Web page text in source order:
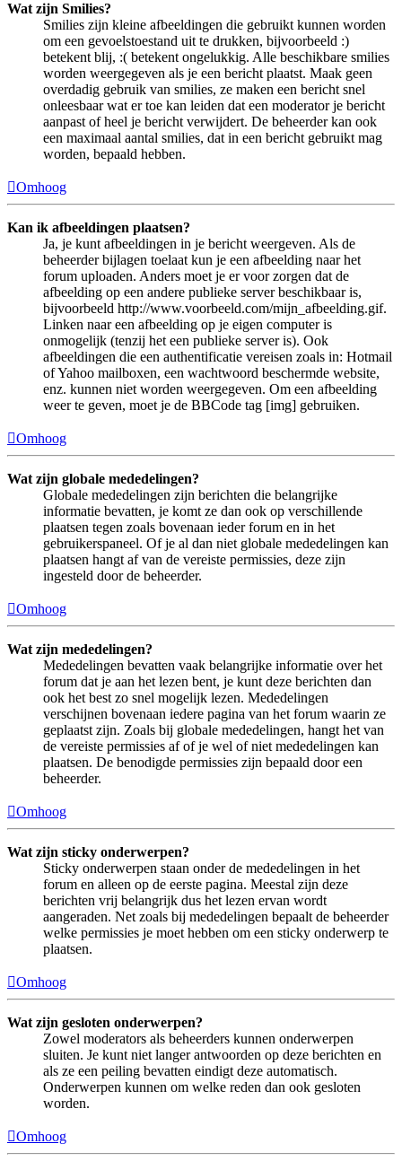
Wat zijn Smilies?
Smilies zijn kleine afbeeldingen die gebruikt kunnen worden
om een gevoelstoestand uit te drukken, bijvoorbeeld :)
betekent blij, :( betekent ongelukkig. Alle beschikbare smilies
worden weergegeven als je een bericht plaatst. Maak geen
overdadig gebruik van smilies, ze maken een bericht snel
onleesbaar wat er toe kan leiden dat een moderator je bericht
aanpast of heel je bericht verwijdert. De beheerder kan ook
een maximaal aantal smilies, dat in een bericht gebruikt mag
worden, bepaald hebben.
Omhoog
Kan ik afbeeldingen plaatsen?
Ja, je kunt afbeeldingen in je bericht weergeven. Als de
beheerder bijlagen toelaat kun je een afbeelding naar het
forum uploaden. Anders moet je er voor zorgen dat de
afbeelding op een andere publieke server beschikbaar is,
bijvoorbeeld http://www.voorbeeld.com/mijn_afbeelding.gif.
Linken naar een afbeelding op je eigen computer is
onmogelijk (tenzij het een publieke server is). Ook
afbeeldingen die een authentificatie vereisen zoals in: Hotmail
of Yahoo mailboxen, een wachtwoord beschermde website,
enz. kunnen niet worden weergegeven. Om een afbeelding
weer te geven, moet je de BBCode tag [img] gebruiken.
Omhoog
Wat zijn globale mededelingen?
Globale mededelingen zijn berichten die belangrijke
informatie bevatten, je komt ze dan ook op verschillende
plaatsen tegen zoals bovenaan ieder forum en in het
gebruikerspaneel. Of je al dan niet globale mededelingen kan
plaatsen hangt af van de vereiste permissies, deze zijn
ingesteld door de beheerder.
Omhoog
Wat zijn mededelingen?
Mededelingen bevatten vaak belangrijke informatie over het
forum dat je aan het lezen bent, je kunt deze berichten dan
ook het best zo snel mogelijk lezen. Mededelingen
verschijnen bovenaan iedere pagina van het forum waarin ze
geplaatst zijn. Zoals bij globale mededelingen, hangt het van
de vereiste permissies af of je wel of niet mededelingen kan
plaatsen. De benodigde permissies zijn bepaald door een
beheerder.
Omhoog
Wat zijn sticky onderwerpen?
Sticky onderwerpen staan onder de mededelingen in het
forum en alleen op de eerste pagina. Meestal zijn deze
berichten vrij belangrijk dus het lezen ervan wordt
aangeraden. Net zoals bij mededelingen bepaalt de beheerder
welke permissies je moet hebben om een sticky onderwerp te
plaatsen.
Omhoog
Wat zijn gesloten onderwerpen?
Zowel moderators als beheerders kunnen onderwerpen
sluiten. Je kunt niet langer antwoorden op deze berichten en
als ze een peiling bevatten eindigt deze automatisch.
Onderwerpen kunnen om welke reden dan ook gesloten
worden.
Omhoog